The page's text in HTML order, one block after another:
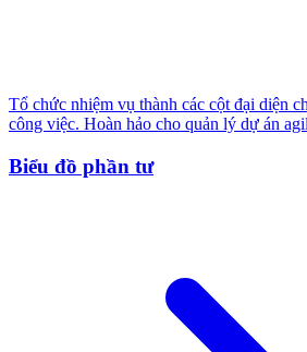
Tổ chức nhiệm vụ thành các cột đại diện
công việc. Hoàn hảo cho quản lý dự án
Biểu đồ phần tư